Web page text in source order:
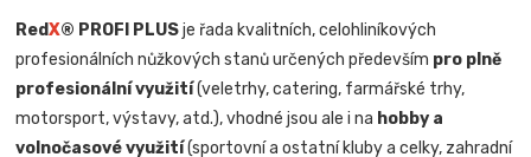
RedX® PROFI PLUSje řada kvalitních, celohliníkových
profesionálních nůžkových stanů určených především pro plně
profesionální využití(veletrhy, catering, farmářské trhy,
motorsport, výstavy, atd.), vhodné jsou ale i na hobby a
volnočasové využití(sportovní a ostatní kluby a celky, zahradní